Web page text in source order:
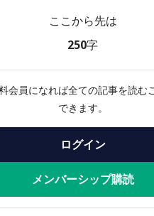
ここから先は
250字
会員になれば全ての記事を読む
できます。
ログイン
メンバーシップ購読